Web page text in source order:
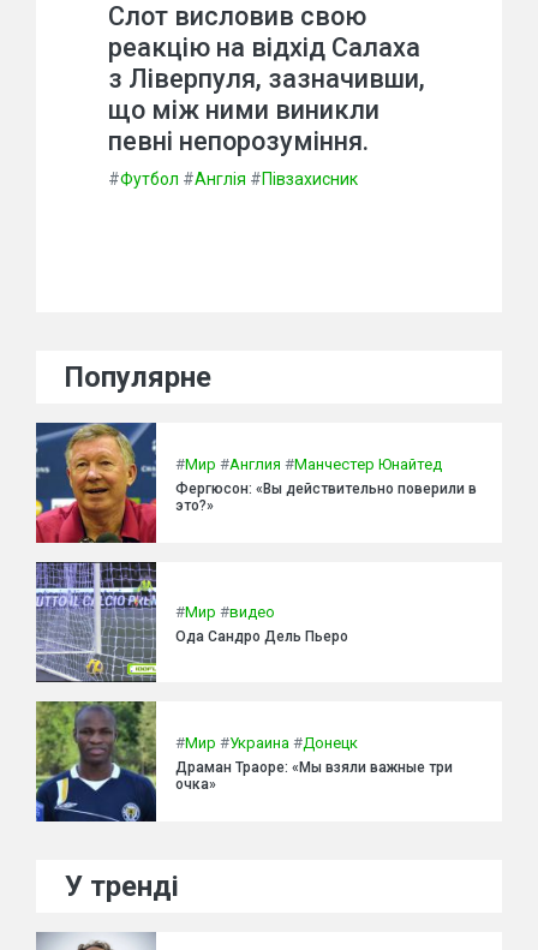
Слот висловив свою
реакцію на відхід Салаха
з Ліверпуля, зазначивши,
що між ними виникли
певні непорозуміння.
#Футбол #Англія #Півзахисник
Популярне
#Мир #Англия #Манчестер Юнайтед
Фергюсон: «Вы действительно поверили в
это?»
#Мир #видео
Ода Сандро Дель Пьеро
#Мир #Украина #Донецк
Драман Траоре: «Мы взяли важные три
очка»
У тренді